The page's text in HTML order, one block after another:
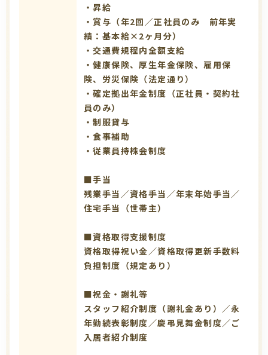
・昇給
・賞与（年2回／正社員のみ 前年実
績：基本給×2ヶ月分）
・交通費規程内全額支給
・健康保険、厚生年金保険、雇用保
険、労災保険（法定通り）
・確定拠出年金制度（正社員・契約社
員のみ）
・制服貸与
・食事補助
・従業員持株会制度
■手当
残業手当／資格手当／年末年始手当／
住宅手当（世帯主）
■資格取得支援制度
資格取得祝い金／資格取得更新手数料
負担制度（規定あり）
■祝金・謝礼等
スタッフ紹介制度（謝礼金あり）／永
年勤続表彰制度／慶弔見舞金制度／ご
入居者紹介制度